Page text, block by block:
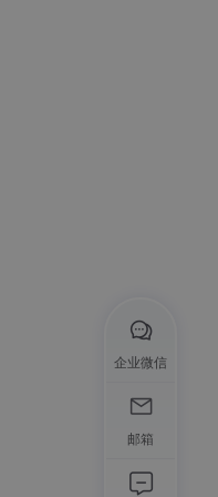
企业微信
邮箱